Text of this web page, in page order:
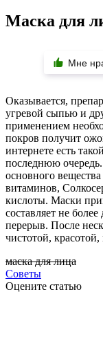
Маска для
Мне
Оказывается,
угревой сыпью и
применением
покров получит
интернете есть
последнюю
основного
витаминов,
кислоты. Маски
составляет не
перерыв. После
чистотой,
маска для лица
Советы
Оцените статью